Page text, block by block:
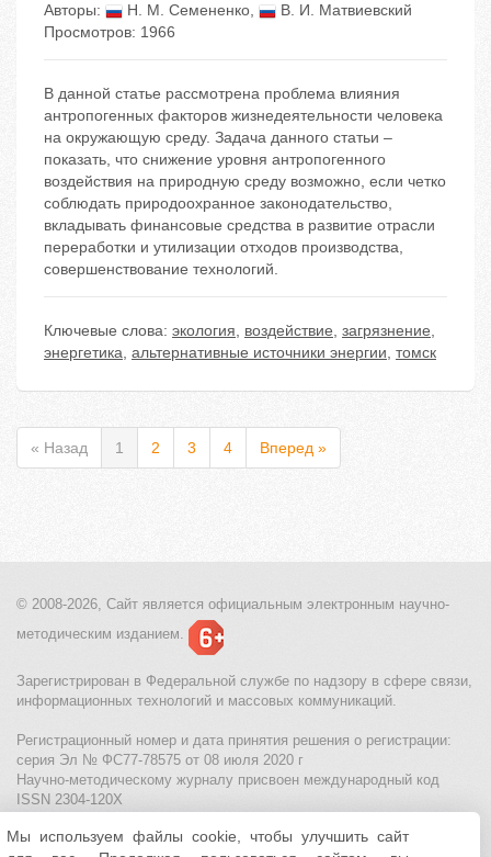
Авторы:
Н. М. Семененко,
В. И. Матвиевский
Просмотров: 1966
В данной статье рассмотрена проблема влияния
антропогенных факторов жизнедеятельности человека
на окружающую среду. Задача данного статьи –
показать, что снижение уровня антропогенного
воздействия на природную среду возможно, если четко
соблюдать природоохранное законодательство,
вкладывать финансовые средства в развитие отрасли
переработки и утилизации отходов производства,
совершенствование технологий.
Ключевые слова: экология, воздействие, загрязнение,
энергетика, альтернативные источники энергии, томск
« Назад 1 2 3 4 Вперед »
© 2008-2026, Сайт является официальным электронным научно-
методическим изданием.
Зарегистрирован в Федеральной службе по надзору в сфере связи,
информационных технологий и массовых коммуникаций.
Регистрационный номер и дата принятия решения о регистрации:
серия Эл № ФС77-78575 от 08 июля 2020 г
Научно-методическому журналу присвоен международный код
ISSN 2304-120X
МЦИТО|Школьные олимпиады и онлайн конкурсы для детей
Мы используем файлы cookie, чтобы улучшить сайт